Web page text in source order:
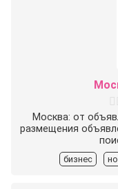
Москва: от
размещения
бизнес